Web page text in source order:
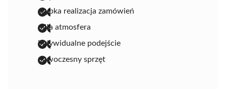
szybka realizacja zamówień
miła atmosfera
indywidualne podejście
nowoczesny sprzęt